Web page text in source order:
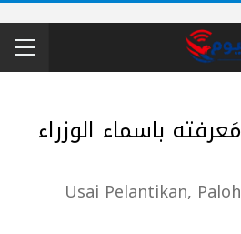
باسماء الوزراء
Usai Pelantikan,